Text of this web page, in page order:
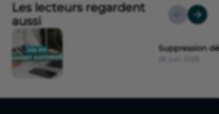
Les lecteurs regardent
aussi
Suppression